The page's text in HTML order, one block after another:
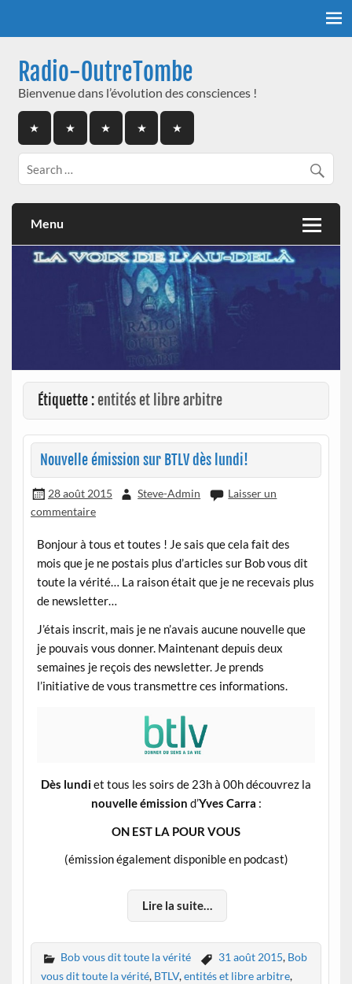
Radio-OutreTombe
Bienvenue dans l’évolution des consciences !
Menu
Étiquette :entités et libre arbitre
Nouvelle émission sur BTLV dès lundi!
28 août 2015 Steve-Admin
Laisser un
commentaire
Bonjour à tous et toutes ! Je sais que cela fait des
mois que je ne postais plus d’articles sur Bob vous dit
toute la vérité… La raison était que je ne recevais plus
de newsletter…
J’étais inscrit, mais je ne n’avais aucune nouvelle que
je pouvais vous donner. Maintenant depuis deux
semaines je reçois des newsletter. Je prends
l’initiative de vous transmettre ces informations.
Dès lundiet tous les soirs de 23h à 00h découvrez la
nouvelle émission d’Yves Carra :
ON EST LA POUR VOUS
(émission également disponible en podcast)
Lire la suite…
Bob vous dit toute la vérité 31 août 2015, Bob
vous dit toute la vérité, BTLV,entités et libre arbitre,